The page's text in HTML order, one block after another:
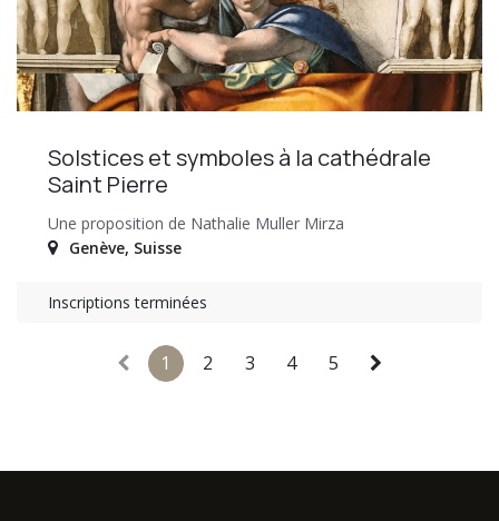
Solstices et symboles à la cathédrale
Saint Pierre
Une proposition de Nathalie Muller Mirza
Genève, Suisse
Inscriptions terminées
1 2 3 4 5